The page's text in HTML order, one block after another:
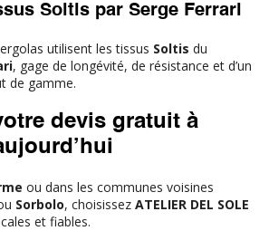
Soltis par Serge Ferrari
utilisent les tissus Soltis du
, gage de longévité, de résistance et d’un
de gamme.
devis gratuit à
ou dans les communes voisines
Sorbolo, choisissez ATELIER DEL SOLE
et fiables.